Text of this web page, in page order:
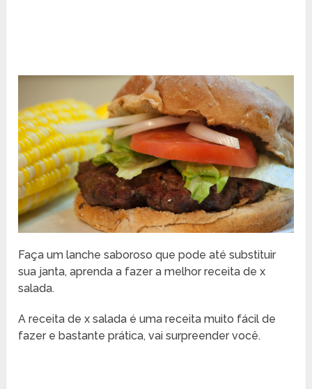
Faça um lanche saboroso que pode até substituir
sua janta, aprenda a fazer a melhor receita de x
salada.
A receita de x salada é uma receita muito fácil de
fazer e bastante prática, vai surpreender você.